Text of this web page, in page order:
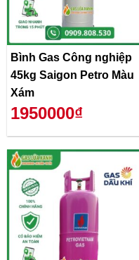
Bình Gas Công nghiệp
45kg Saigon Petro Màu
Xám
1950000₫